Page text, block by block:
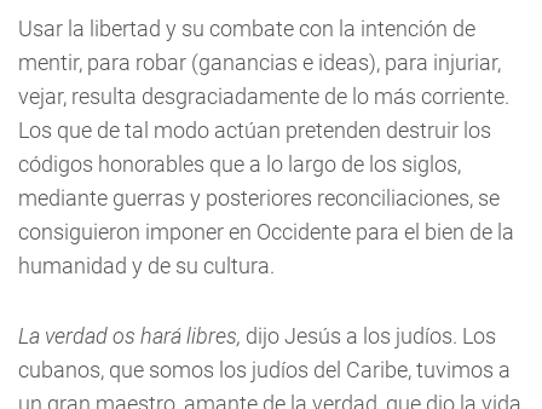
Usar la libertad y su combate con la intención de
mentir, para robar (ganancias e ideas), para injuriar,
vejar, resulta desgraciadamente de lo más corriente.
Los que de tal modo actúan pretenden destruir los
códigos honorables que a lo largo de los siglos,
mediante guerras y posteriores reconciliaciones, se
consiguieron imponer en Occidente para el bien de la
humanidad y de su cultura.
La verdad os hará libres, dijo Jesús a los judíos. Los
cubanos, que somos los judíos del Caribe, tuvimos a
un gran maestro, amante de la verdad, que dio la vida